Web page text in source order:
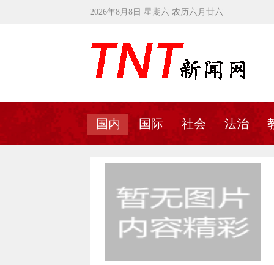
2026年8月8日 星期六 农历六月廿六
国内 国际 社会 法治